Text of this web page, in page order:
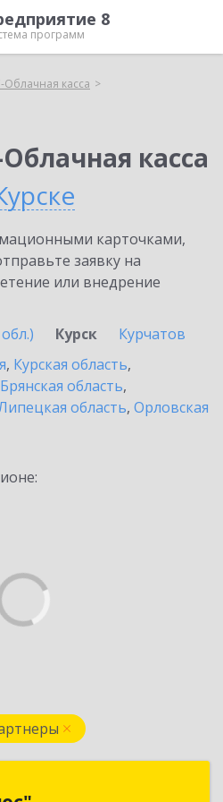
8
программ
Облачная касса
касса
карточками,
заявку на
или внедрение
Курск
Курчатов
, Курская область,
Брянская область,
область, Орловская